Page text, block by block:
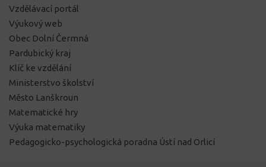
Vzdělávací portál
Výukový web
Obec Dolní Čermná
Pardubický kraj
Klíč ke vzdělání
Ministerstvo školství
Město Lanškroun
Matematické hry
Výuka matematiky
Pedagogicko-psychologická poradna Ústí nad Orlicí